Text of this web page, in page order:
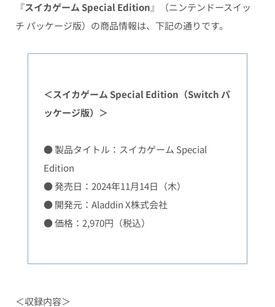
『スイカゲームSpecial Edition』（ニンテンドースイッ
チ パッケージ版）の商品情報は、下記の通りです。
＜スイカゲーム Special Edition（Switch パ
ッケージ版）＞
● 製品タイトル：スイカゲーム Special
Edition
● 発売日：2024年11月14日（木）
● 開発元：Aladdin X株式会社
● 価格：2,970円（税込）
＜収録内容＞